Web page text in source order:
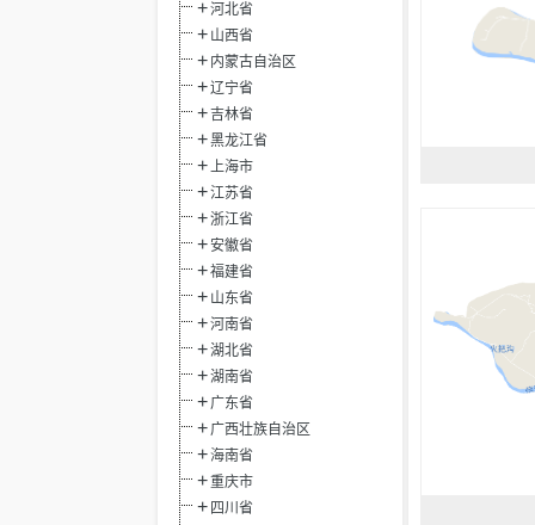
河北省
山西省
内蒙古自治区
辽宁省
吉林省
黑龙江省
上海市
江苏省
浙江省
安徽省
福建省
山东省
河南省
湖北省
湖南省
广东省
广西壮族自治区
海南省
重庆市
四川省